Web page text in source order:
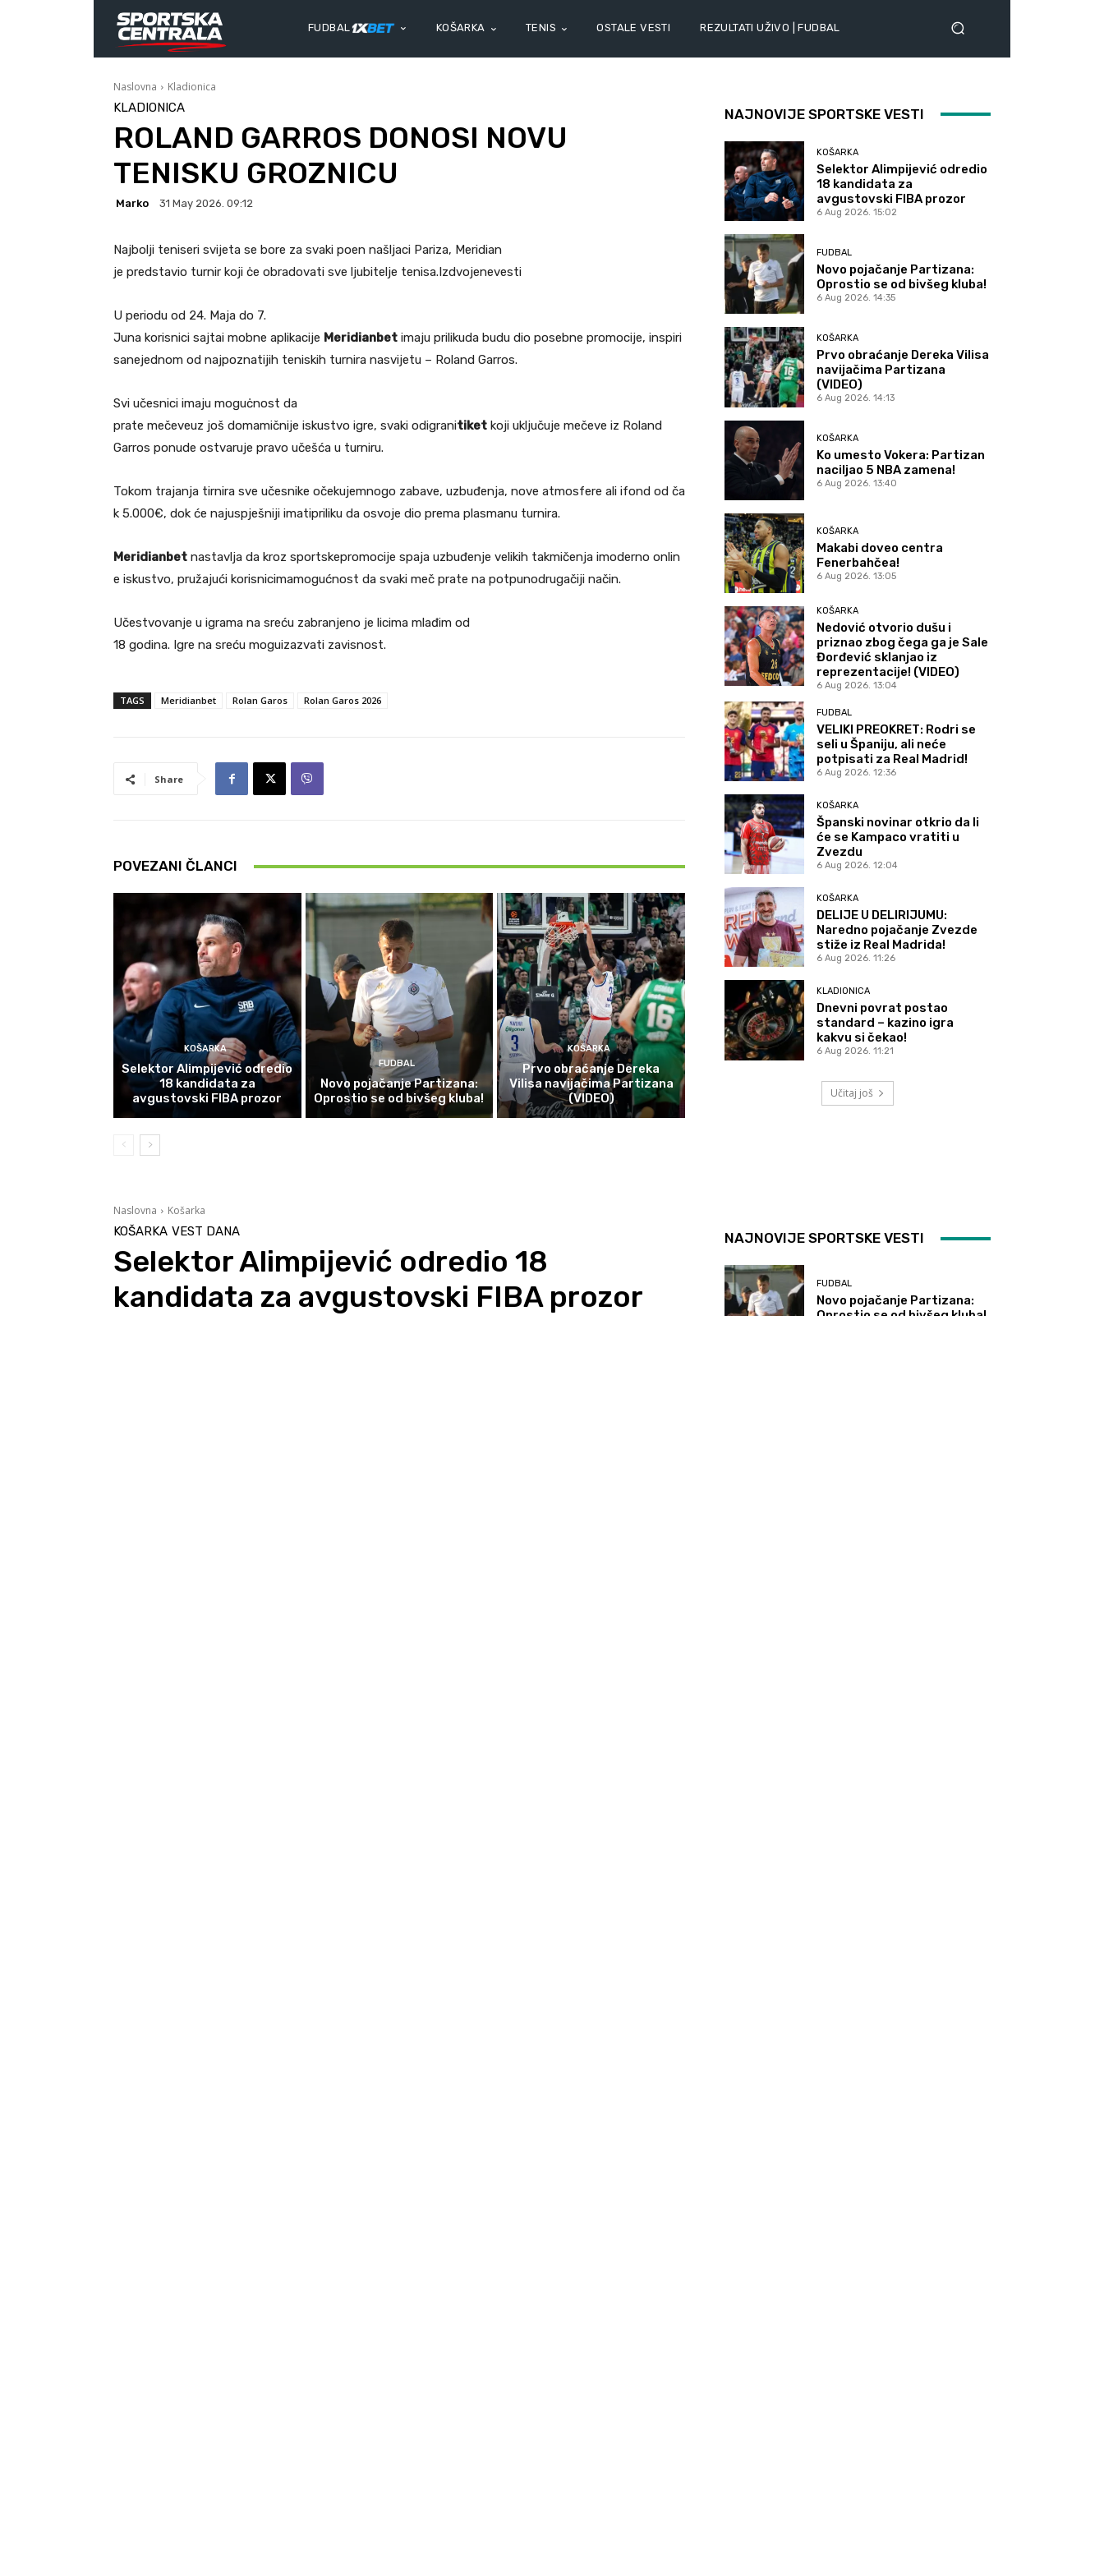
FUDBAL KOŠARKA TENIS OSTALE VESTI REZULTATI UŽIVO | FUDBAL
Naslovna Kladionica
KLADIONICA
ROLAND GARROS DONOSI NOVU
TENISKU GROZNICU
Marko 31 May 2026. 09:12
Najbolji teniseri svijeta se bore za svaki poen našljaci Pariza, Meridian
je predstavio turnir koji ċe obradovati sve ljubitelje tenisa.Izdvojenevesti
U periodu od 24. Maja do 7.
Juna korisnici sajtai mobne aplikacije Meridianbet imaju prilikuda budu dio posebne promocije, inspiri
sanejednom od najpoznatijih teniskih turnira nasvijetu – Roland Garros.
Svi učesnici imaju moguċnost da
prate mečeveuz još domamičnije iskustvo igre, svaki odigranitiket koji uključuje mečeve iz Roland
Garros ponude ostvaruje pravo učešća u turniru.
Tokom trajanja tirnira sve učesnike očekujemnogo zabave, uzbuđenja, nove atmosfere ali ifond od ča
k 5.000€, dok će najuspješniji imatipriliku da osvoje dio prema plasmanu turnira.
Meridianbet nastavlja da kroz sportskepromocije spaja uzbuđenje velikih takmičenja imoderno onlin
e iskustvo, pružajući korisnicimamogućnost da svaki meč prate na potpunodrugačiji način.
Učestvovanje u igrama na sreću zabranjeno je licima mlađim od
18 godina. Igre na sreću moguizazvati zavisnost.
TAGS Meridianbet Rolan Garos Rolan Garos 2026
Share
POVEZANI ČLANCI
KOŠARKA
Selektor Alimpijević odredio
18 kandidata za
avgustovski FIBA prozor
FUDBAL
Novo pojačanje Partizana:
Oprostio se od bivšeg kluba!
KOŠARKA
Prvo obraćanje Dereka
Vilisa navijačima Partizana
(VIDEO)
NAJNOVIJE SPORTSKE VESTI
KOŠARKA
Selektor Alimpijević odredio
18 kandidata za
avgustovski FIBA prozor
6 Aug 2026. 15:02
FUDBAL
Novo pojačanje Partizana:
Oprostio se od bivšeg kluba!
6 Aug 2026. 14:35
KOŠARKA
Prvo obraćanje Dereka Vilisa
navijačima Partizana
(VIDEO)
6 Aug 2026. 14:13
KOŠARKA
Ko umesto Vokera: Partizan
naciljao 5 NBA zamena!
6 Aug 2026. 13:40
KOŠARKA
Makabi doveo centra
Fenerbahčea!
6 Aug 2026. 13:05
KOŠARKA
Nedović otvorio dušu i
priznao zbog čega ga je Sale
Đorđević sklanjao iz
reprezentacije! (VIDEO)
6 Aug 2026. 13:04
FUDBAL
VELIKI PREOKRET: Rodri se
seli u Španiju, ali neće
potpisati za Real Madrid!
6 Aug 2026. 12:36
KOŠARKA
Španski novinar otkrio da li
će se Kampaco vratiti u
Zvezdu
6 Aug 2026. 12:04
KOŠARKA
DELIJE U DELIRIJUMU:
Naredno pojačanje Zvezde
stiže iz Real Madrida!
6 Aug 2026. 11:26
KLADIONICA
Dnevni povrat postao
standard – kazino igra
kakvu si čekao!
6 Aug 2026. 11:21
Učitaj još